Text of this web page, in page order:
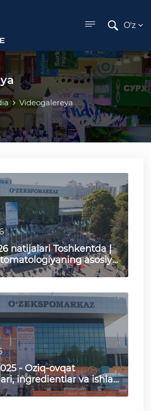
O'z
Videogalereya
natijalari Toshkentda |
asosiy
- Oziq-ovqat
ingredientlar va ishlab